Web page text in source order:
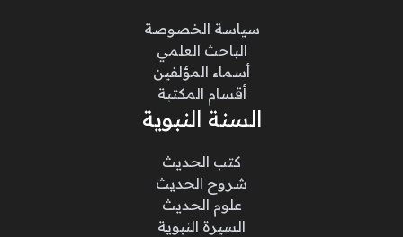
سياسة الخصوصة
الباحث العلمي
أسماء المؤلفين
أقسام المكتبة
السنة النبوية
كتب الحديث
شروح الحديث
علوم الحديث
السيرة النبوية